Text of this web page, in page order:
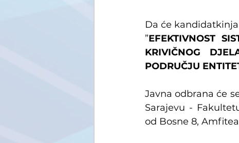
Da će kandidatkinja
”EFEKTIVNOST
KRIVIČNOG
PODRUČJU
Javna odbrana će
Sarajevu -
od Bosne 8,